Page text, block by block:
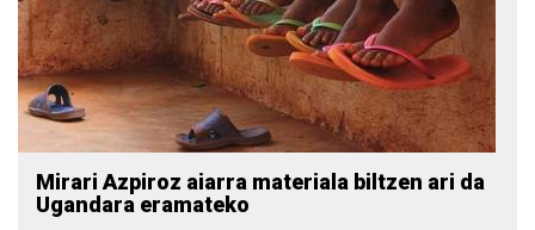
Mirari Azpiroz aiarra materiala biltzen ari da
Ugandara eramateko